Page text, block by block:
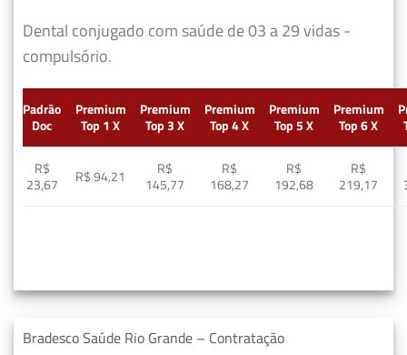
Dental conjugado com saúde de 03 a 29 vidas -
compulsório.
Padrão
Doc
Premium
Top 1 X
Premium
Top 3 X
Premium
Top 4 X
Premium
Top 5 X
Premium
Top 6 X
R$
23,67
R$ 94,21
R$
145,77
R$
168,27
R$
192,68
R$
219,17
Bradesco Saúde Rio Grande – Contratação